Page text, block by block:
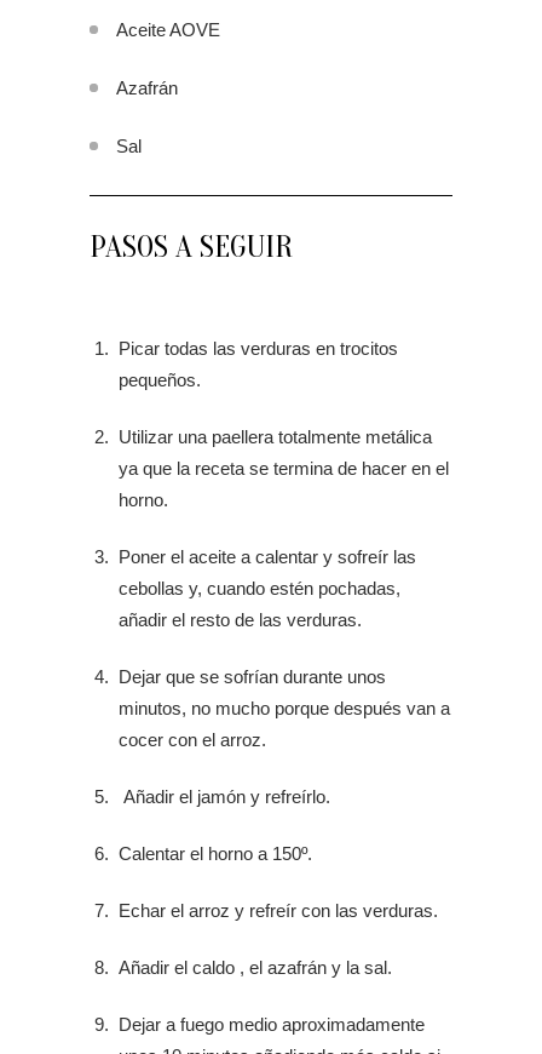
Aceite AOVE
Azafrán
Sal
PASOS A SEGUIR
Picar todas las verduras en trocitos
pequeños.
Utilizar una paellera totalmente metálica
ya que la receta se termina de hacer en el
horno.
Poner el aceite a calentar y sofreír las
cebollas y, cuando estén pochadas,
añadir el resto de las verduras.
Dejar que se sofrían durante unos
minutos, no mucho porque después van a
cocer con el arroz.
Añadir el jamón y refreírlo.
Calentar el horno a 150º.
Echar el arroz y refreír con las verduras.
Añadir el caldo , el azafrán y la sal.
Dejar a fuego medio aproximadamente